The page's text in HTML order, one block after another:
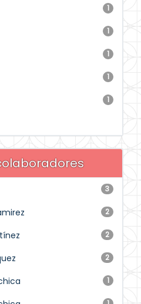
1
1
1
1
1
3
2
2
2
1